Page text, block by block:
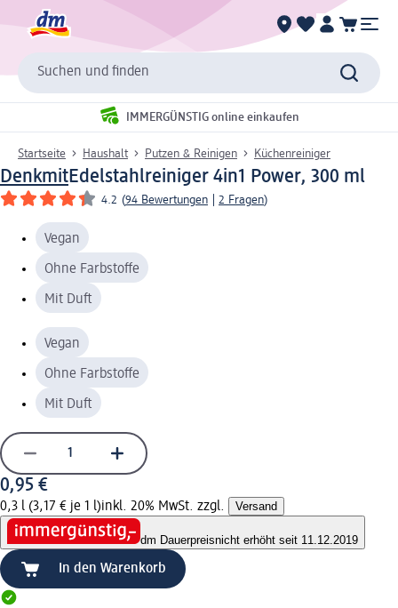
Suchen und finden
IMMERGÜNSTIG online einkaufen
Startseite Haushalt Putzen & Reinigen Küchenreiniger
DenkmitEdelstahlreiniger 4in1 Power, 300 ml
4.2 (94 Bewertungen 2 Fragen)
Vegan
Ohne Farbstoffe
Mit Duft
Vegan
Ohne Farbstoffe
Mit Duft
0,95 €
0,3 l (3,17 € je 1 l)inkl. 20% MwSt. zzgl. Versand
dm Dauerpreisnicht erhöht seit 11.12.2019
In den Warenkorb